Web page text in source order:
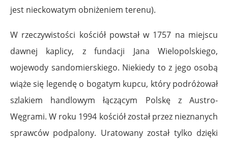
jest nieckowatym obniżeniem terenu).
W rzeczywistości kościół powstał w 1757 na miejscu
dawnej kaplicy, z fundacji Jana Wielopolskiego,
wojewody sandomierskiego. Niekiedy to z jego osobą
wiąże się legendę o bogatym kupcu, który podróżował
szlakiem handlowym łączącym Polskę z Austro-
Węgrami. W roku 1994 kościół został przez nieznanych
sprawców podpalony. Uratowany został tylko dzięki